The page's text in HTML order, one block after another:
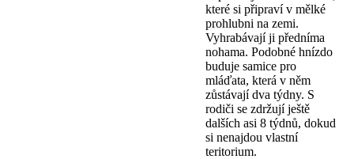
které si připraví v mělké
prohlubni na zemi.
Vyhrabávají ji předníma
nohama. Podobné hnízdo
buduje samice pro
mláďata, která v něm
zůstávají dva týdny. S
rodiči se zdržují ještě
dalších asi 8 týdnů, dokud
si nenajdou vlastní
teritorium.